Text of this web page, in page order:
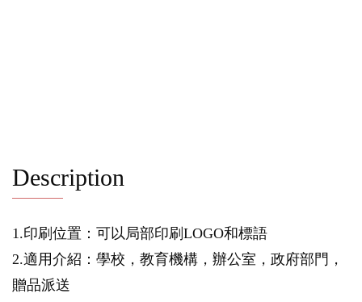
Description
1.印刷位置：可以局部印刷LOGO和標語
2.適用介紹：學校，教育機構，辦公室，政府部門，
贈品派送